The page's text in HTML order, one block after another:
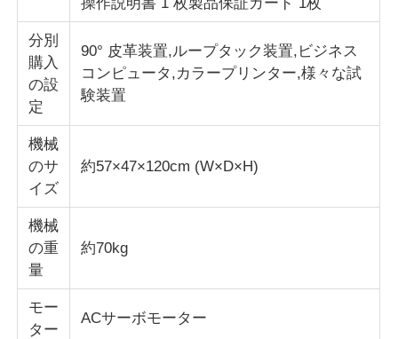
分別
購入
の設
定
90° 皮革装置,ループタック装置,ビジネス
コンピュータ,カラープリンター,様々な試
験装置
機械
のサ
イズ
約57×47×120cm (W×D×H)
機械
の重
量
約70kg
モー
ター
ACサーボモーター